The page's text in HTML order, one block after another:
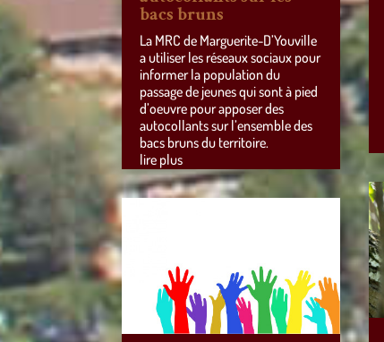
bacs bruns
La MRC de Marguerite-D’Youville
a utiliser les réseaux sociaux pour
informer la population du
passage de jeunes qui sont à pied
d’oeuvre pour apposer des
autocollants sur l’ensemble des
bacs bruns du territoire.
lire plus